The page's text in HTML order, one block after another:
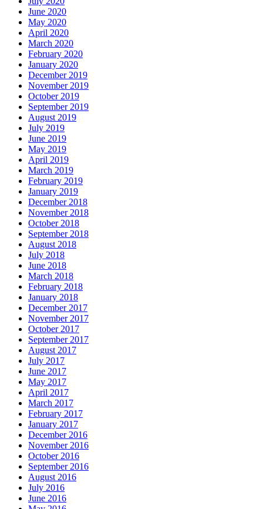
June 2020
May 2020
April 2020
March 2020
February 2020
January 2020
December 2019
November 2019
October 2019
September 2019
August 2019
July 2019
June 2019
May 2019
April 2019
March 2019
February 2019
January 2019
December 2018
November 2018
October 2018
September 2018
August 2018
July 2018
June 2018
March 2018
February 2018
January 2018
December 2017
November 2017
October 2017
September 2017
August 2017
July 2017
June 2017
May 2017
April 2017
March 2017
February 2017
January 2017
December 2016
November 2016
October 2016
September 2016
August 2016
July 2016
June 2016